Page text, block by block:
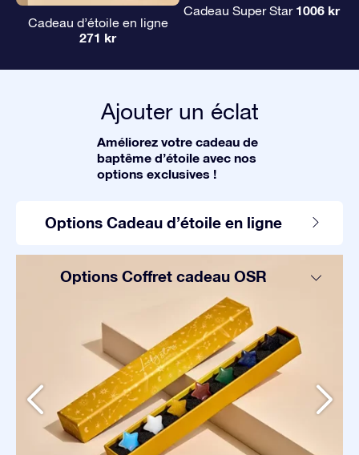
Cadeau d’étoile en ligne
271 kr
Cadeau Super Star 1006 kr
Ajouter un éclat
Améliorez votre cadeau de
baptême d’étoile avec nos
options exclusives !
Options Cadeau d’étoile en ligne
Options Coffret cadeau OSR